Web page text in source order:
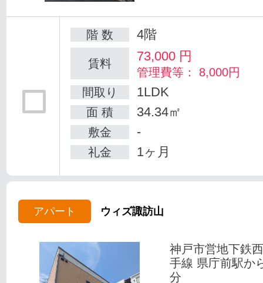
階 数 4階
賃料 73,000 円
管理費等： 8,000円
間取り
1LDK
面 積 34.34㎡
敷金 -
礼金 1ヶ月
アパート ウィズ諏訪山
神戸市営地下鉄
手線 県庁前駅か
分